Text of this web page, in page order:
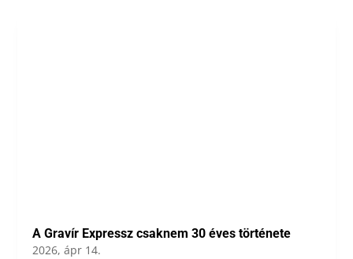
A Gravír Expressz csaknem 30 éves története
2026, ápr 14.